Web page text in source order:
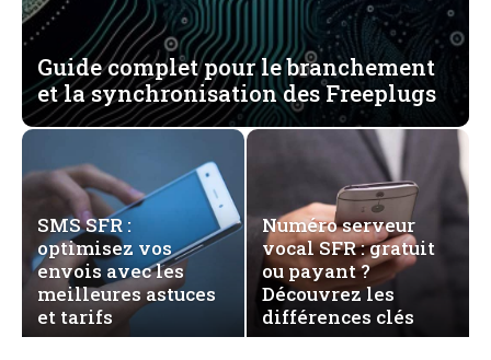
Guide complet pour le branchement
et la synchronisation des Freeplugs
SMS SFR :
optimisez vos
envois avec les
meilleures astuces
et tarifs
Numéro serveur
vocal SFR : gratuit
ou payant ?
Découvrez les
différences clés